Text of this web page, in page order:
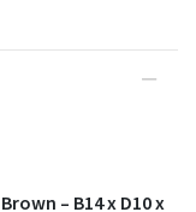
– B14 x D10 x